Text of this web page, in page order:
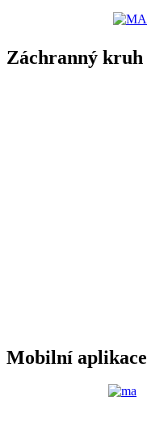
Záchranný kruh
Mobilní aplikace